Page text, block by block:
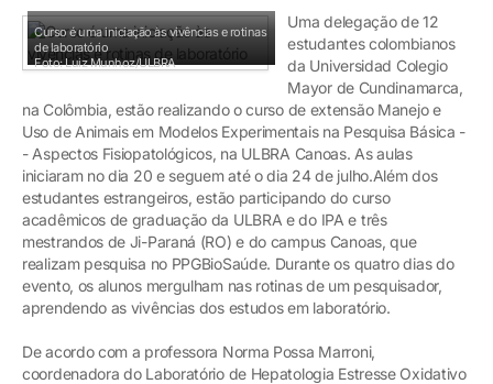
Curso é uma iniciação às vivências e rotinas
de laboratório
Foto: Luiz Munhoz/ULBRA
Uma delegação de 12
estudantes colombianos
da Universidad Colegio
Mayor de Cundinamarca,
na Colômbia, estão realizando o curso de extensão Manejo e
Uso de Animais em Modelos Experimentais na Pesquisa Básica -
- Aspectos Fisiopatológicos, na ULBRA Canoas. As aulas
iniciaram no dia 20 e seguem até o dia 24 de julho.Além dos
estudantes estrangeiros, estão participando do curso
acadêmicos de graduação da ULBRA e do IPA e três
mestrandos de Ji-Paraná (RO) e do campus Canoas, que
realizam pesquisa no PPGBioSaúde. Durante os quatro dias do
evento, os alunos mergulham nas rotinas de um pesquisador,
aprendendo as vivências dos estudos em laboratório.
De acordo com a professora Norma Possa Marroni,
coordenadora do Laboratório de Hepatologia Estresse Oxidativo